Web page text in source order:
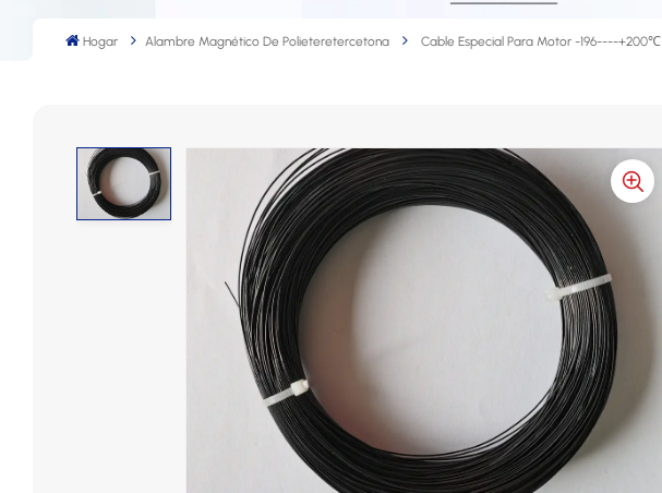
Hogar Alambre Magnético De Polieteretercetona Cable Especial Para Motor -196----+200℃